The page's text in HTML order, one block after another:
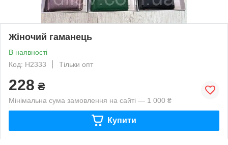
Жіночий гаманець
В наявності
Код: Н2333
Тільки опт
228 ₴
Мінімальна сума замовлення на сайті — 1 000 ₴
Купити